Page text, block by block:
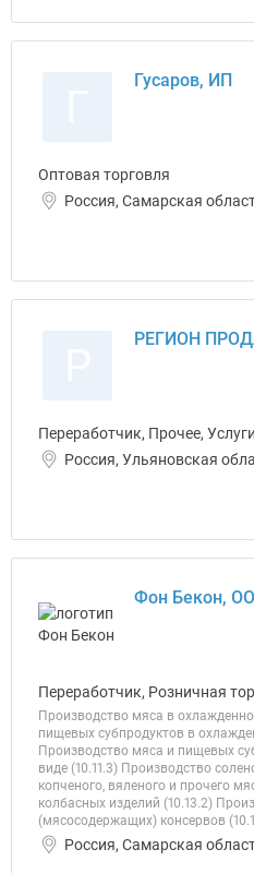
Гусаров, ИП
Оптовая торговля
Россия, Самарская
РЕГИОН
Переработчик, Прочее, Услуги
Россия, Ульяновская
Фон Бекон,
Переработчик, Розничная
Производство мяса в
пищевых субпродуктов в
Производство мяса и пищевых
виде (10.11.3) Производство
копченого, вяленого и прочего
колбасных изделий (10.13.2)
(мясосодержащих) консервов
Россия, Самарская